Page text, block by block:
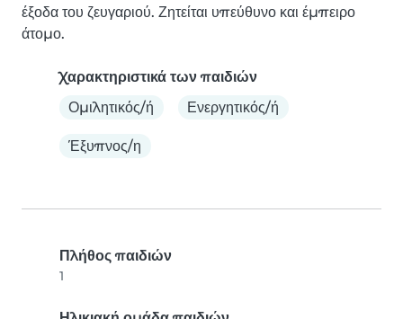
έξοδα του ζευγαριού. Ζητείται υπεύθυνο και έμπειρο
άτομο.
Χαρακτηριστικά των παιδιών
Ομιλητικός/ή
Ενεργητικός/ή
Έξυπνος/η
Πλήθος παιδιών
1